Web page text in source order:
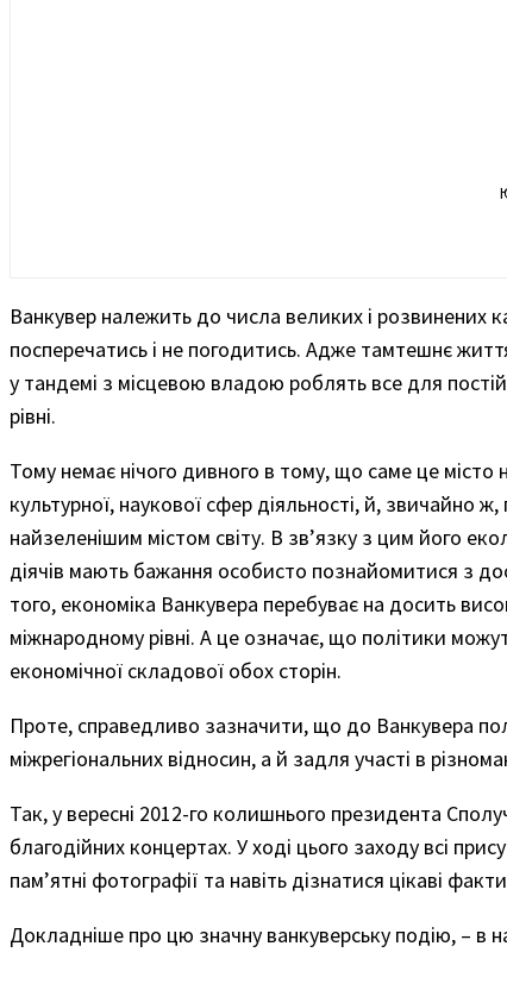
Ванкувер належить до числа великих і розвинених
посперечатись і не погодитись. Адже тамтешнє
у тандемі з місцевою владою роблять все для
рівні.
Тому немає нічого дивного в тому, що саме це місто
культурної, наукової сфер діяльності, й, звичайно
найзеленішим містом світу. В зв’язку з цим його
діячів мають бажання особисто познайомитися з
того, економіка Ванкувера перебуває на досить
міжнародному рівні. А це означає, що політики
економічної складової обох сторін.
Проте, справедливо зазначити, що до Ванкувера
міжрегіональних відносин, а й задля участі в
Так, у вересні 2012-го колишнього президента
благодійних концертах. У ході цього заходу всі
пам’ятні фотографії та навіть дізнатися цікаві
Докладніше про цю значну ванкуверську подію, – в